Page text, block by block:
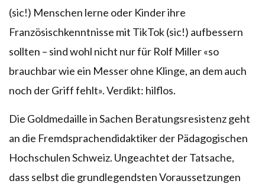
(sic!) Menschen lerne oder Kinder ihre
Französischkenntnisse mit TikTok (sic!) aufbessern
sollten – sind wohl nicht nur für Rolf Miller «so
brauchbar wie ein Messer ohne Klinge, an dem auch
noch der Griff fehlt». Verdikt: hilflos.
Die Goldmedaille in Sachen Beratungsresistenz geht
an die Fremdsprachendidaktiker der Pädagogischen
Hochschulen Schweiz. Ungeachtet der Tatsache,
dass selbst die grundlegendsten Voraussetzungen